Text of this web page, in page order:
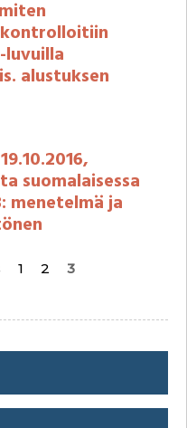
luvuilla
alustuksen
suomalaisessa
menetelmä ja
1 2 3